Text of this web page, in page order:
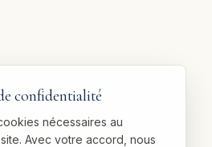
confidentialité
nécessaires au
Avec votre accord, nous